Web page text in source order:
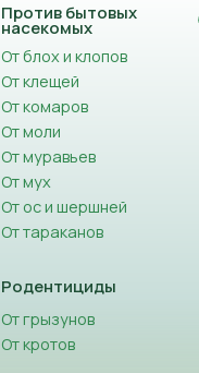
Против бытовых
насекомых
От блох и клопов
От клещей
От комаров
От моли
От муравьев
От мух
От ос и шершней
От тараканов
Родентициды
От грызунов
От кротов